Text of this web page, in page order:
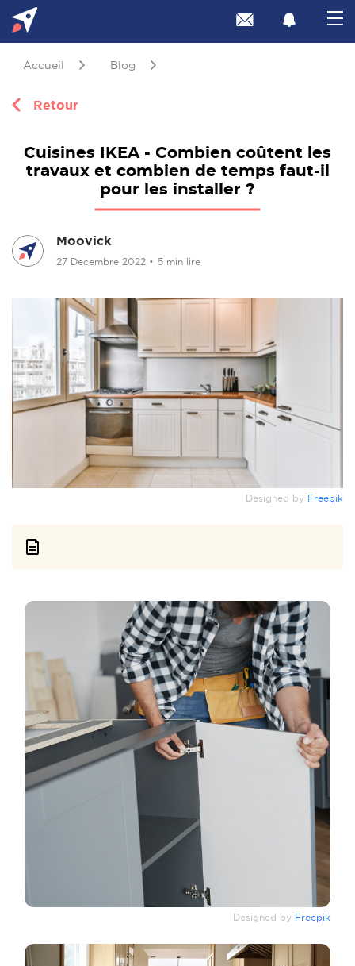
Accueil Blog
Retour
Cuisines IKEA - Combien coûtent les
travaux et combien de temps faut-il
pour les installer ?
Moovick
27 Decembre 2022 • 5 min lire
Designed by Freepik
Designed by Freepik